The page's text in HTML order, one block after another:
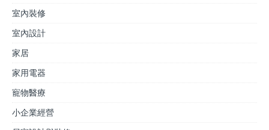
室內裝修
室內設計
家居
家用電器
寵物醫療
小企業經營